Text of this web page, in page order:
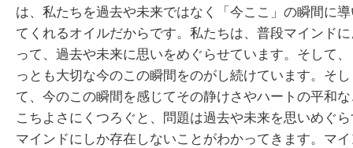
は、私たちを過去や未来ではなく「今ここ」の瞬間に
てくれるオイルだからです。私たちは、普段マインド
って、過去や未来に思いをめぐらせています。そして
っとも大切な今のこの瞬間をのがし続けています。そし
て、今のこの瞬間を感じてその静けさやハートの平和
こちよさにくつろぐと、問題は過去や未来を思いめぐ
マインドにしか存在しないことがわかってきます。マ